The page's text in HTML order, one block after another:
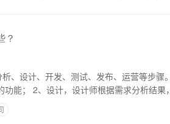
？
、测试、发布、运营等步骤。 1、需求分析，根据客户
的需求，进行深入的分析，确定需要满足的功能； 2、设计，设计师根据需求分析结果，